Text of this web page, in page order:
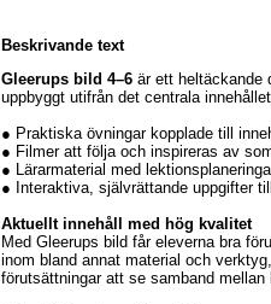
Beskrivande text
Gleerups bild 4–6 är ett heltäckande
uppbyggt utifrån det centrala
● Praktiska övningar kopplade till
● Filmer att följa och inspireras av
● Lärarmaterial med
● Interaktiva, självrättande uppgifter
Aktuellt innehåll med hög kvalitet
Med Gleerups bild får eleverna bra
inom bland annat material och
förutsättningar att se samband